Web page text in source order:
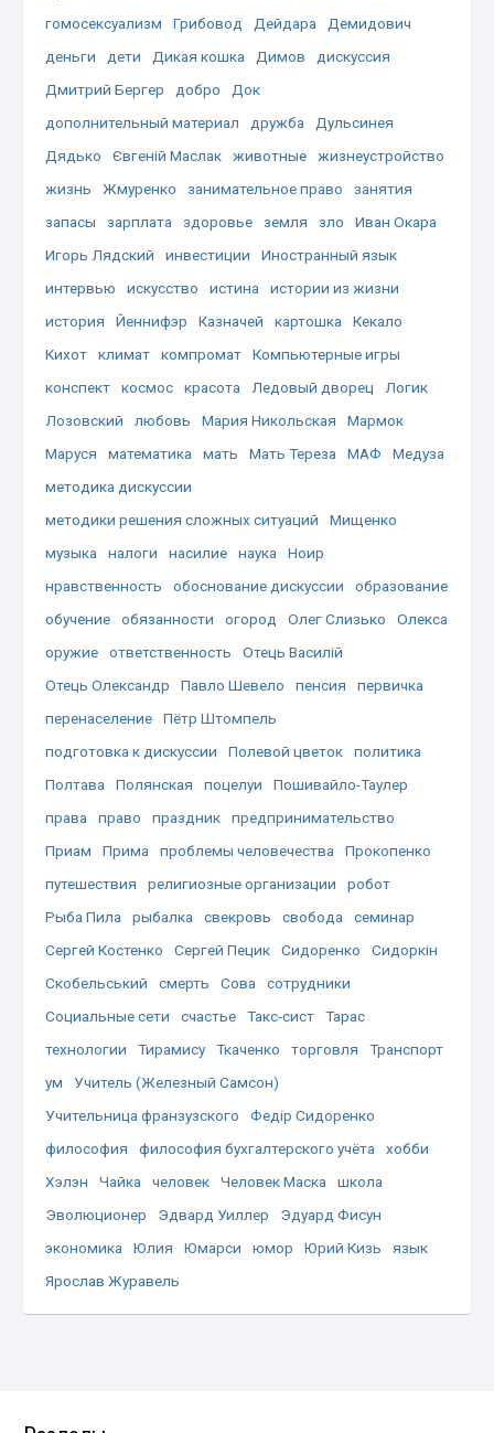
гомосексуализм
Грибовод Дейдара
Демидович
деньги
дети Дикая кошка Димов
дискуссия
Дмитрий Бергер
добро
Док
дополнительный материал
дружба
Дульсинея
Дядько
Євгеній Маслак животные
жизнеустройство
жизнь
Жмуренко занимательное право
занятия
запасы
зарплата здоровье земля зло
Иван Окара
Игорь Лядский
инвестиции
Иностранный язык
интервью
искусство истина
истории из жизни
история
Йеннифэр Казначей картошка
Кекало
Кихот
климат компромат
Компьютерные игры
конспект
космос красота Ледовый дворец
Логик
Лозовский
любовь Мария Никольская
Мармок
Маруся
математика мать Мать Тереза МАФ
Медуза
методика дискуссии
методики решения сложных ситуаций
Мищенко
музыка
налоги насилие наука
Ноир
нравственность
обоснование дискуссии
образование
обучение
обязанности огород Олег Слизько
Олекса
оружие
ответственность
Отець Василій
Отець Олександр
Павло Шевело пенсия
первичка
перенаселение
Пётр Штомпель
подготовка к дискуссии
Полевой цветок
политика
Полтава
Полянская поцелуи
Пошивайло-Таулер
права
право праздник
предпринимательство
Приам
Прима проблемы человечества
Прокопенко
путешествия
религиозные организации
робот
Рыба Пила
рыбалка свекровь свобода
семинар
Сергей Костенко
Сергей Пецик Сидоренко
Сидоркін
Скобельський
смерть Сова
сотрудники
Социальные сети
счастье Такс-сист
Тарас
технологии
Тирамису Ткаченко торговля
Транспорт
ум
Учитель (Железный Самсон)
Учительница франзузского
Федір Сидоренко
философия
философия бухгалтерского учёта
хобби
Хэлэн
Чайка человек Человек Маска
школа
Эволюционер
Эдвард Уиллер
Эдуард Фисун
экономика
Юлия Юмарси юмор Юрий Кизь
язык
Ярослав Журавель